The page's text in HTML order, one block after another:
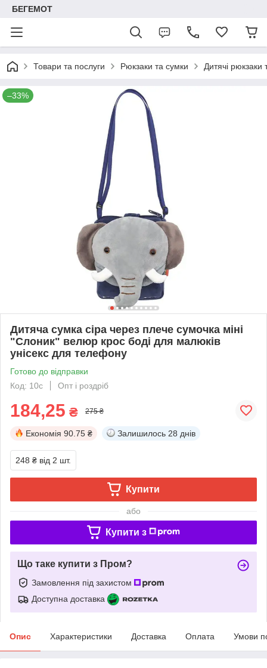
БЕГЕМОТ
Товари та послуги Рюкзаки та сумки Дитячі рюкзаки
–33%
Дитяча сумка сіра через плече сумочка міні
"Слоник" велюр крос боді для малюків
унісекс для телефону
Готово до відправки
Код: 10с
Опт і роздріб
184,25 ₴ 275 ₴
Економія 90.75 ₴ Залишилось 28 днів
248 ₴ від 2 шт.
Купити
або
Купити з
Що таке купити з Пром?
Замовлення під захистом
Доступна доставка
Опис Характеристики Доставка Оплата Умови